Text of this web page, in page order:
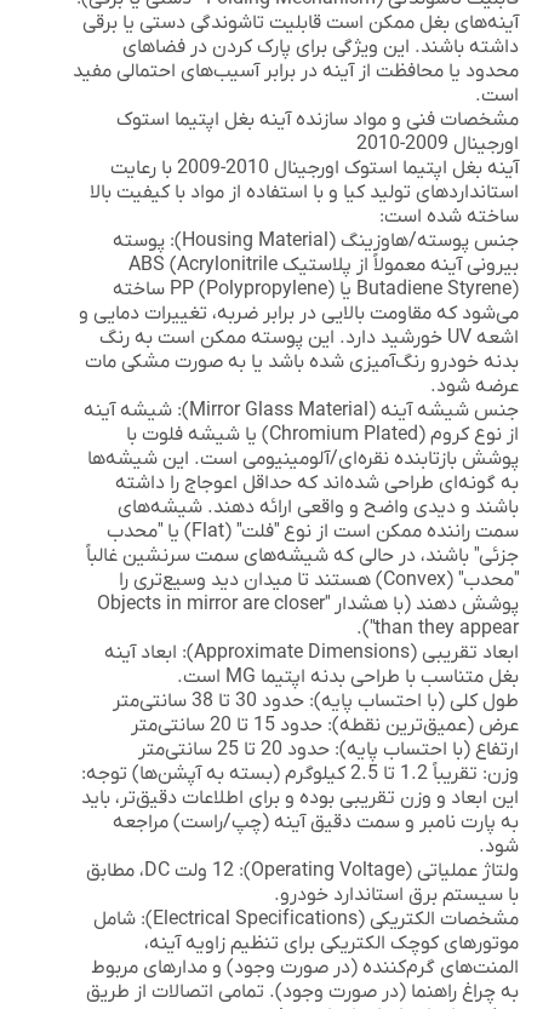
آینه‌های بغل ممکن است قابلیت تاشوندگی دستی یا برقی
داشته باشند. این ویژگی برای پارک کردن در فضاهای
محدود یا محافظت از آینه در برابر آسیب‌های احتمالی مفید
است.
مشخصات فنی و مواد سازنده آینه بغل اپتیما استوک
اورجینال 2009-2010
آینه بغل اپتیما استوک اورجینال 2010-2009
با رعایت
استانداردهای تولید کیا و با استفاده از مواد با کیفیت بالا
ساخته شده است:
جنس پوسته/هاوزینگ (Housing Material):
پوسته
بیرونی آینه معمولاً از
پلاستیک ABS (Acrylonitrile
Butadiene Styrene)
یا PP (Polypropylene) ساخته
می‌شود که مقاومت بالایی در برابر ضربه، تغییرات دمایی و
اشعه UV خورشید دارد. این پوسته ممکن است به رنگ
بدنه خودرو رنگ‌آمیزی شده باشد یا به صورت مشکی مات
عرضه شود.
جنس شیشه آینه (Mirror Glass Material):
شیشه آینه
از نوعکروم (Chromium Plated)
یا شیشه فلوت با
پوشش بازتابنده نقره‌ای/آلومینیومی است. این شیشه‌ها
به گونه‌ای طراحی شده‌اند که حداقل اعوجاج را داشته
باشند و دیدی واضح و واقعی ارائه دهند. شیشه‌های
سمت راننده ممکن است از نوع "فلت" (Flat) یا "محدب
جزئی" باشند، در حالی که شیشه‌های سمت سرنشین غالباً
"محدب" (Convex) هستند تا میدان دید وسیع‌تری را
پوشش دهند (با هشدار "Objects in mirror are closer
than they appear").
ابعاد تقریبی (Approximate Dimensions):
ابعاد آینه
بغل متناسب با طراحی بدنه اپتیما MG است.
طول کلی (با احتساب پایه): حدود 30 تا 38 سانتی‌متر
عرض (عمیق‌ترین نقطه): حدود 15 تا 20 سانتی‌متر
ارتفاع (با احتساب پایه): حدود 20 تا 25 سانتی‌متر
وزن: تقریباً 1.2 تا 2.5 کیلوگرم (بسته به آپشن‌ها)
توجه:
این ابعاد و وزن تقریبی بوده و برای اطلاعات دقیق‌تر، باید
به پارت نامبر و سمت دقیق آینه (چپ/راست) مراجعه
شود.
ولتاژ عملیاتی (Operating Voltage):
12 ولت DC، مطابق
با سیستم برق استاندارد خودرو.
مشخصات الکتریکی (Electrical Specifications):
شامل
موتورهای کوچک الکتریکی برای تنظیم زاویه آینه،
المنت‌های گرم‌کننده (در صورت وجود) و مدارهای مربوط
به چراغ راهنما (در صورت وجود). تمامی اتصالات از طریق